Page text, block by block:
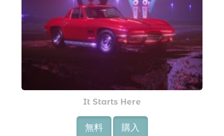
It Starts Here
無料 購入